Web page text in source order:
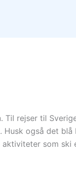
rejser til
også det
som ski